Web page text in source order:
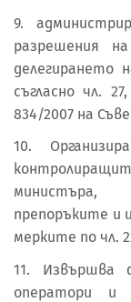
9.
разрешения
делегирането
съгласно чл.
834/2007 на
10.
министъра,
препоръките и
мерките по чл.
11. Извършва
оператори и